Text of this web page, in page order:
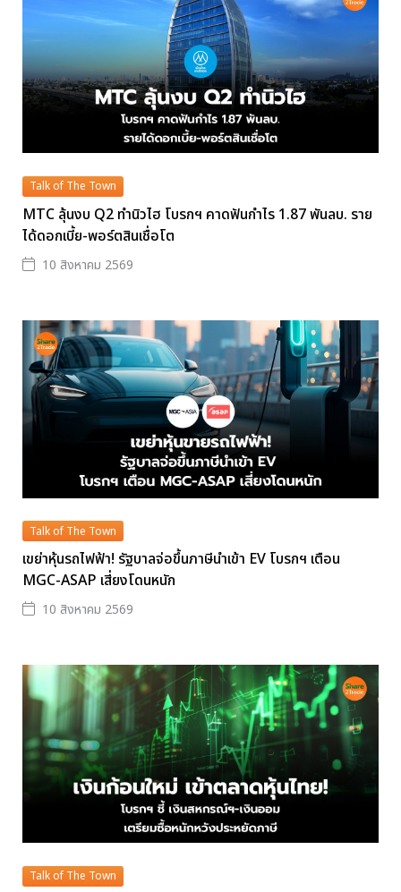
Talk of The Town
MTC ลุ้นงบ Q2 ทำนิวไฮ โบรกฯ คาดฟันกำไร 1.87 พันลบ. ราย
ได้ดอกเบี้ย-พอร์ตสินเชื่อโต
10 สิงหาคม 2569
Talk of The Town
เขย่าหุ้นรถไฟฟ้า! รัฐบาลจ่อขึ้นภาษีนำเข้า EV โบรกฯ เตือน
MGC-ASAP เสี่ยงโดนหนัก
10 สิงหาคม 2569
Talk of The Town